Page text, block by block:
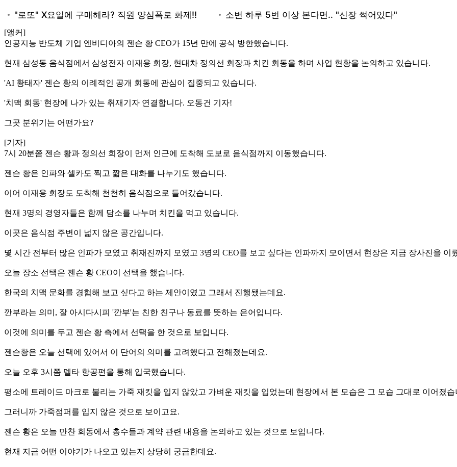
[앵커]
인공지능 반도체 기업 엔비디아의 젠슨 황 CEO가 15년 만에 공식 방한했습니다.
현재 삼성동 음식점에서 삼성전자 이재용 회장, 현대차 정의선 회장과 치킨 회동을 하며 사업 현황을 논의하고 있습니다.
'AI 황태자' 젠슨 황의 이례적인 공개 회동에 관심이 집중되고 있습니다.
'치맥 회동' 현장에 나가 있는 취재기자 연결합니다. 오동건 기자!
그곳 분위기는 어떤가요?
[기자]
7시 20분쯤 젠슨 황과 정의선 희장이 먼저 인근에 도착해 도보로 음식점까지 이동했습니다.
젠슨 황은 인파와 셀카도 찍고 짧은 대화를 나누기도 했습니다.
이어 이재용 회장도 도착해 천천히 음식점으로 들어갔습니다.
현재 3명의 경영자들은 함께 담소를 나누며 치킨을 먹고 있습니다.
이곳은 음식점 주변이 넓지 않은 공간입니다.
몇 시간 전부터 많은 인파가 모였고 취재진까지 모였고 3명의 CEO를 보고 싶다는 인파까지 모이면서 현장은 지금 장사진을 이
오늘 장소 선택은 젠슨 황 CEO이 선택을 했습니다.
한국의 치맥 문화를 경험해 보고 싶다고 하는 제안이였고 그래서 진행됐는데요.
깐부라는 의미, 잘 아시다시피 '깐부'는 친한 친구나 동료를 뜻하는 은어입니다.
이것에 의미를 두고 젠슨 황 측에서 선택을 한 것으로 보입니다.
젠슨황은 오늘 선택에 있어서 이 단어의 의미를 고려했다고 전해졌는데요.
오늘 오후 3시쯤 델타 항공편을 통해 입국했습니다.
평소에 트레이드 마크로 불리는 가죽 재킷을 입지 않았고 가벼운 재킷을 입었는데 현장에서 본 모습은 그 모습 그대로 이어졌습
그러니까 가죽점퍼를 입지 않은 것으로 보이고요.
젠슨 황은 오늘 만찬 회동에서 총수들과 계약 관련 내용을 논의하고 있는 것으로 보입니다.
현재 지금 어떤 이야기가 나오고 있는지 상당히 궁금한데요.